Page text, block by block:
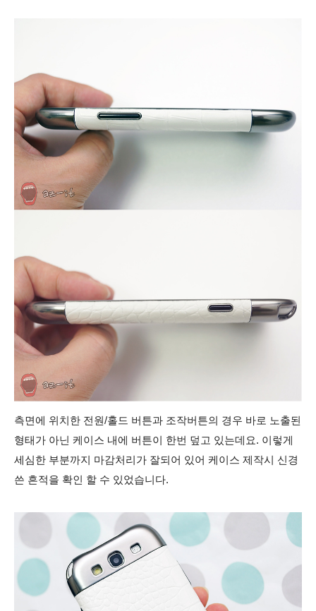
측면에 위치한 전원/홀드 버튼과 조작버튼의 경우 바로 노출된
형태가 아닌 케이스 내에 버튼이 한번 덮고 있는데요. 이렇게
세심한 부분까지 마감처리가 잘되어 있어 케이스 제작시 신경
쓴 흔적을 확인 할 수 있었습니다.